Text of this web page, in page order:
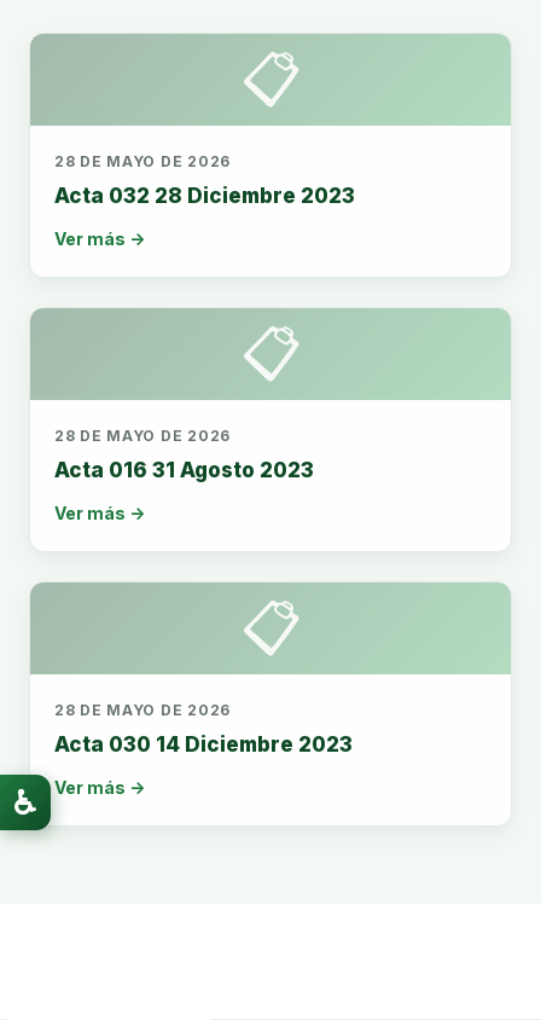
📋
28 DE MAYO DE 2026
Acta 032 28 Diciembre 2023
Ver más →
📋
28 DE MAYO DE 2026
Acta 016 31 Agosto 2023
Ver más →
📋
28 DE MAYO DE 2026
Acta 030 14 Diciembre 2023
Ver más →
♿